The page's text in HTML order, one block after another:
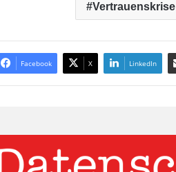
Vertrauenskrise
Facebook X LinkedIn